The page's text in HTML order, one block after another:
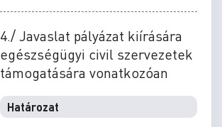
4./ Javaslat pályázat kiírására
egészségügyi civil szervezetek
támogatására vonatkozóan
Határozat